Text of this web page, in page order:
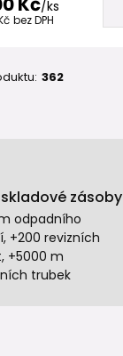
/ks
bez DPH
362
zásoby
odpadního
+200 revizních
+5000 m
trubek